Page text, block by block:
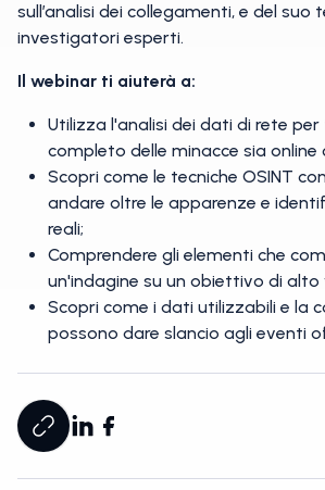
sull’analisi dei collegamenti, e del suo
investigatori esperti.
Il webinar ti aiuterà a:
Utilizza l'analisi dei dati di rete
completo delle minacce sia online
Scopri come le tecniche OSINT
andare oltre le apparenze e
reali;
Comprendere gli elementi che
un'indagine su un obiettivo di alto
Scopri come i dati utilizzabili e la
possono dare slancio agli eventi